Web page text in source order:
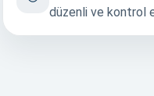
düzenli ve kontrol